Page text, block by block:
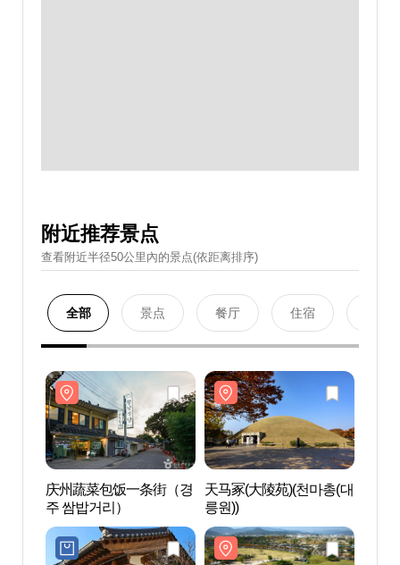
附近推荐景点
查看附近半径50公里內的景点(依距离排序)
全部 景点 餐厅 住宿
庆州蔬菜包饭一条街（경
주 쌈밥거리）
天马冢(大陵苑)(천마총(대
릉원))